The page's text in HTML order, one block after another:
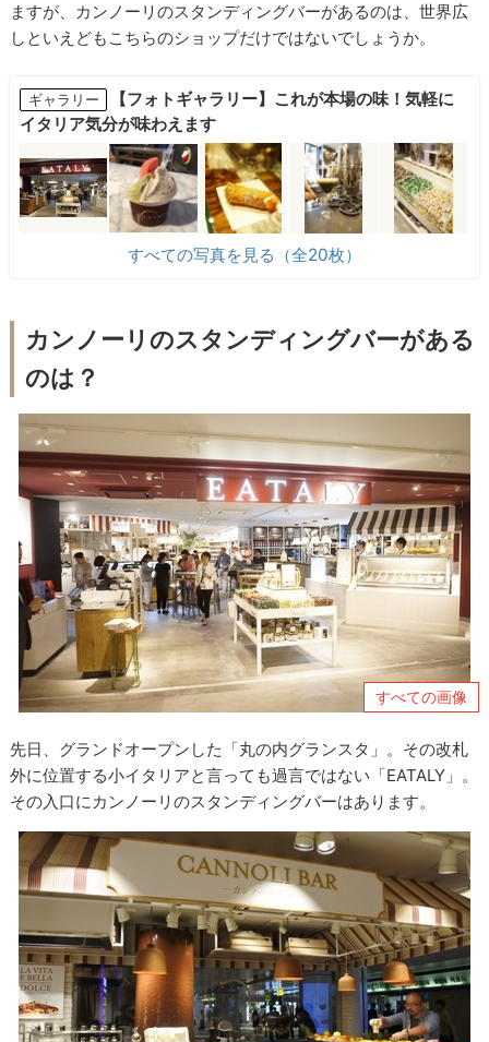
ますが、カンノーリのスタンディングバーがあるのは、世界広
しといえどもこちらのショップだけではないでしょうか。
ギャラリー
【フォトギャラリー】これが本場の味！気軽に
イタリア気分が味わえます
すべての写真を見る（全20枚）
カンノーリのスタンディングバーがある
のは？
すべての画像
先日、グランドオープンした「丸の内グランスタ」。その改札
外に位置する小イタリアと言っても過言ではない「EATALY」。
その入口にカンノーリのスタンディングバーはあります。